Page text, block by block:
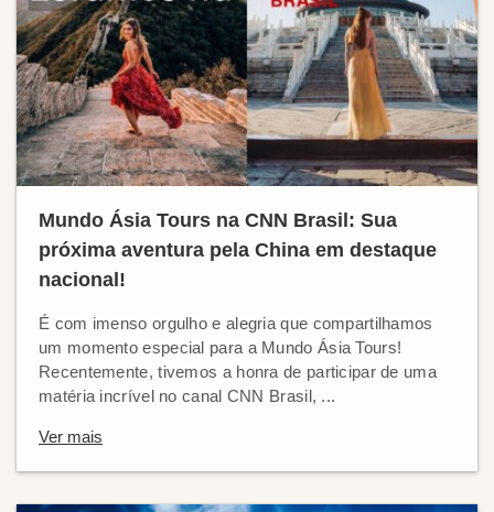
Mundo Ásia Tours na CNN Brasil: Sua
próxima aventura pela China em destaque
nacional!
É com imenso orgulho e alegria que compartilhamos
um momento especial para a Mundo Ásia Tours!
Recentemente, tivemos a honra de participar de uma
matéria incrível no canal CNN Brasil, ...
Ver mais